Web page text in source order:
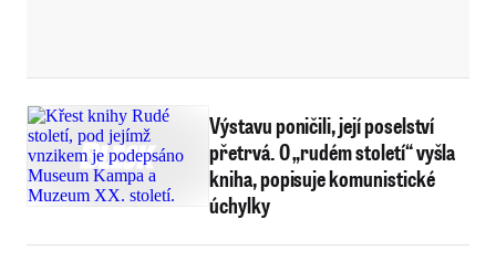
Výstavu poničili, její poselství
přetrvá. O „rudém století“ vyšla
kniha, popisuje komunistické
úchylky